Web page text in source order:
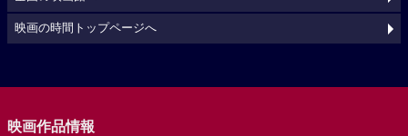
映画の時間トップページへ
映画作品情報